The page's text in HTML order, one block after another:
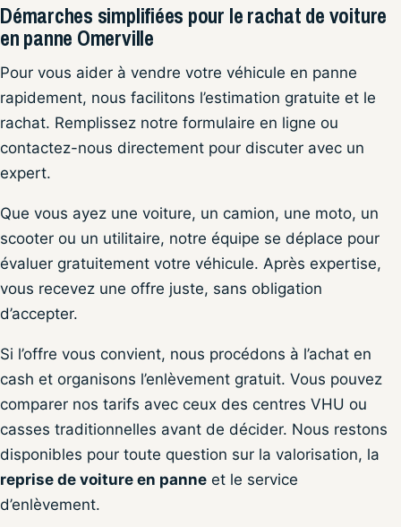
Démarches simplifiées pour le rachat de voiture
en panne Omerville
Pour vous aider à vendre votre véhicule en panne
rapidement, nous facilitons l’estimation gratuite et le
rachat. Remplissez notre formulaire en ligne ou
contactez-nous directement pour discuter avec un
expert.
Que vous ayez une voiture, un camion, une moto, un
scooter ou un utilitaire, notre équipe se déplace pour
évaluer gratuitement votre véhicule. Après expertise,
vous recevez une offre juste, sans obligation
d’accepter.
Si l’offre vous convient, nous procédons à l’achat en
cash et organisons l’enlèvement gratuit. Vous pouvez
comparer nos tarifs avec ceux des centres VHU ou
casses traditionnelles avant de décider. Nous restons
disponibles pour toute question sur la valorisation, la
reprise de voiture en panne et le service
d’enlèvement.